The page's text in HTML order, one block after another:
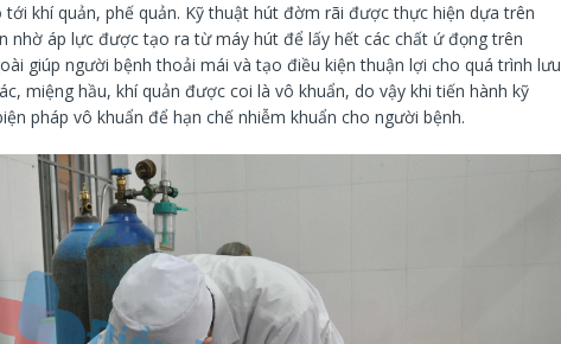
khí quản, phế quản. Kỹ thuật hút đờm rãi được thực hiện dựa trên
nhờ áp lực được tạo ra từ máy hút để lấy hết các chất ứ đọng trên
giúp người bệnh thoải mái và tạo điều kiện thuận lợi cho quá trình lưu
miệng hầu, khí quản được coi là vô khuẩn, do vậy khi tiến hành kỹ
pháp vô khuẩn để hạn chế nhiễm khuẩn cho người bệnh.